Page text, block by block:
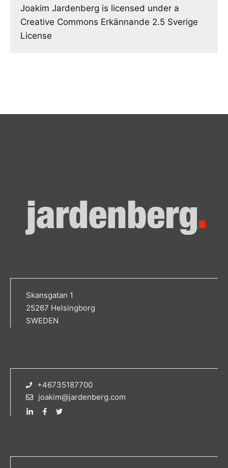
Joakim Jardenberg is licensed under a
Creative Commons Erkännande 2.5 Sverige
License
Skansgatan 1
25267 Helsingborg
SWEDEN
+46735187700
joakim@jardenberg.com